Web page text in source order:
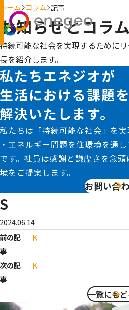
ホーム コラム 記事
お知らせとコラム
持続可能な社会を実現するために
長を紹介します。
私たちエネジオが
生活における課題を
解決いたします。
私たちは「持続可能な社会」を
・エネルギー問題を住環境を通
です。社員は感謝と謙虚さを念
境をご提案します。
お問い合
S
2024.06.14
前の記
事
K
次の記
事
K
一覧にも